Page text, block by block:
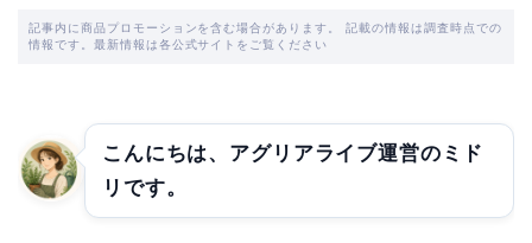
記事内に商品プロモーションを含む場合があります。 記載の情報は調査時点での
情報です。最新情報は各公式サイトをご覧ください
こんにちは、アグリアライブ運営のミド
リです。